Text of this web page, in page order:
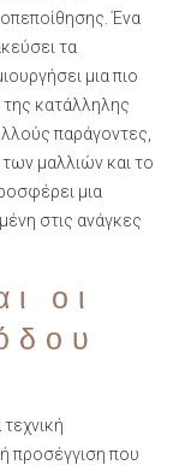
Ένα
τα
μια πιο
της κατάλληλης
παράγοντες,
μαλλιών και το
μια
στις ανάγκες
οι
προσέγγιση που